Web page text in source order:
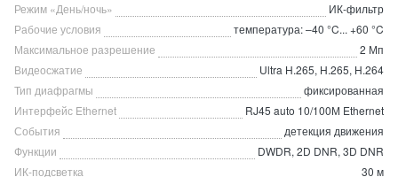
Режим «День/ночь»
ИК-фильтр
Рабочие условия
температура: –40 °C... +60 °C
Максимальное разрешение
2 Мп
Видеосжатие
Ultra H.265, H.265, H.264
Тип диафрагмы
фиксированная
Интерфейс Ethernet
RJ45 auto 10/100М Ethernet
События
детекция движения
Функции
DWDR, 2D DNR, 3D DNR
ИК-подсветка
30 м